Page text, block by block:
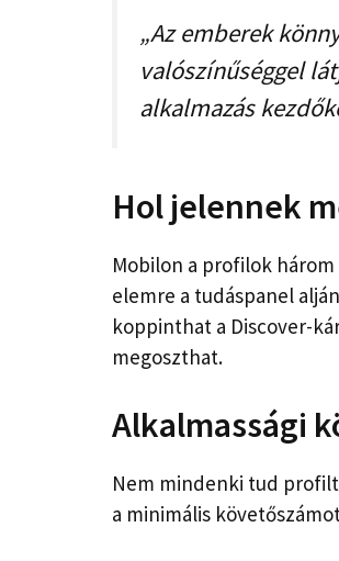
„Az emberek
valószínűséggel
alkalmazás
Hol jelennek
Mobilon a profilok
elemre a tudáspanel
koppinthat a Discover-
megoszthat.
Alkalmassági
Nem mindenki tud
a minimális